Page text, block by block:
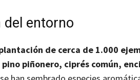
del entorno
de cerca de 1.000
pino piñonero, ciprés común,